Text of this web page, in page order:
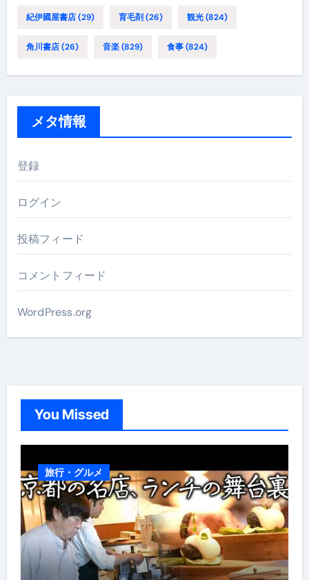
紀伊國屋書店(29) 育毛剤 (26) 観光(824)
角川書店(26) 音楽(829) 食事(824)
メタ情報
登録
ログイン
投稿フィード
コメントフィード
WordPress.org
You Missed
旅行・グルメ